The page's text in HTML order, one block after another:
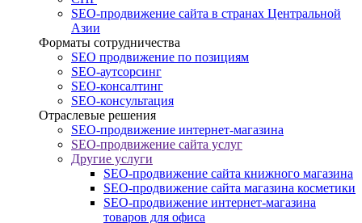
SEO-продвижение сайта в странах Центральной
Азии
Форматы сотрудничества
SEO продвижение по позициям
SEO-аутсорсинг
SEO-консалтинг
SEO-консультация
Отраслевые решения
SEO-продвижение интернет-магазина
SEO-продвижение сайта услуг
Другие услуги
SEO-продвижение сайта книжного магазина
SEO-продвижение сайта магазина косметики
SEO-продвижение интернет-магазина
товаров для офиса